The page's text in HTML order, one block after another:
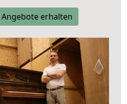
erhalten